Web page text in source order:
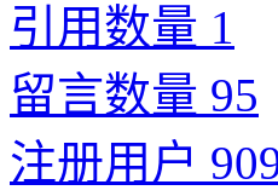
引用数量 1
留言数量 95
注册用户